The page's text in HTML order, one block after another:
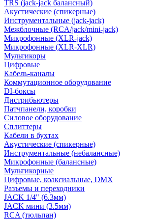
TRS (jack-jack балансный)
Акустические (спикерные)
Инструментальные (jack-jack)
Межблочные (RCA/jack/mini-jack)
Микрофонные (XLR-jack)
Микрофонные (XLR-XLR)
Мультикоры
Цифровые
Кабель-каналы
Коммутационное оборудование
DI-боксы
Дистрибьютеры
Патчпанели, коробки
Силовое оборудование
Сплиттеры
Кабели в бухтах
Акустические (спикерные)
Инструментальные (небалансные)
Микрофонные (балансные)
Мультикорные
Цифровые, коаксиальные, DMX
Разъемы и переходники
JACK 1/4" (6.3мм)
JACK мини (3.5мм)
RCA (тюльпан)